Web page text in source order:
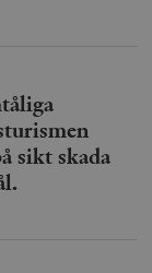
sikt skada